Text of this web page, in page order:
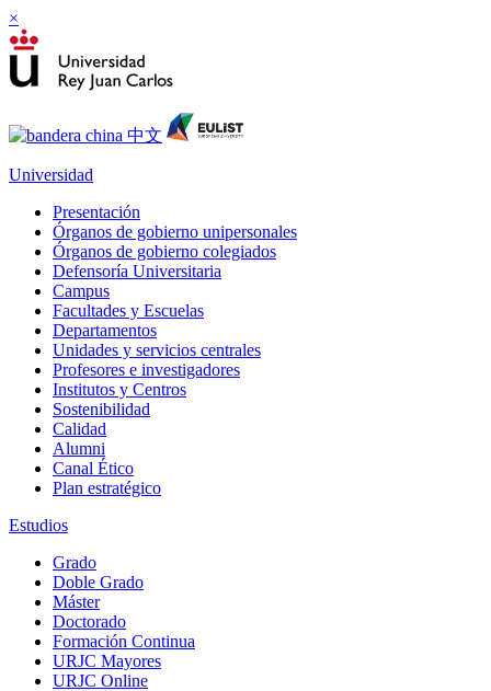
×
Universidad
Presentación
Órganos de gobierno unipersonales
Órganos de gobierno colegiados
Defensoría Universitaria
Campus
Facultades y Escuelas
Departamentos
Unidades y servicios centrales
Profesores e investigadores
Institutos y Centros
Sostenibilidad
Calidad
Alumni
Canal Ético
Plan estratégico
Estudios
Grado
Doble Grado
Máster
Doctorado
Formación Continua
URJC Mayores
URJC Online